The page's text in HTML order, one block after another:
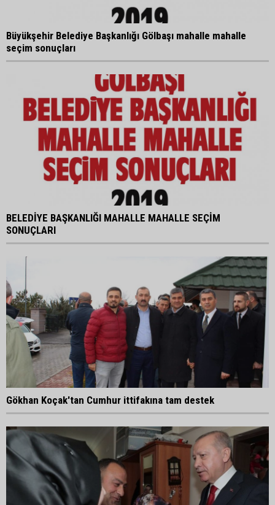
Büyükşehir Belediye Başkanlığı Gölbaşı mahalle mahalle
seçim sonuçları
BELEDİYE BAŞKANLIĞI MAHALLE MAHALLE SEÇİM
SONUÇLARI
Gökhan Koçak'tan Cumhur ittifakına tam destek